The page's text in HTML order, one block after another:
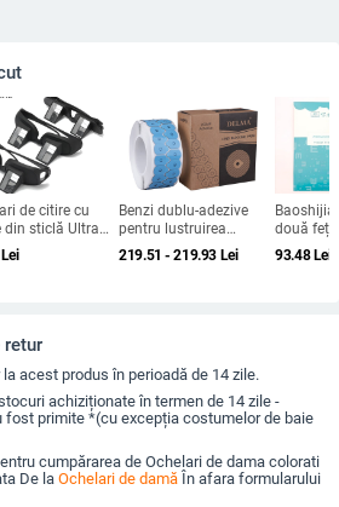
de citire cu
din sticlă Ultra
miopie –
poziție culcată
Lei
Benzi dublu-adezive
pentru lustruirea
lentilelor – burete
antiderapant
219.51 - 219.93Lei
două
optic,
injecție,
93.48Lei
retur
acest produs în perioadă de 14 zile.
achiziționate în termen de 14 zile -
fost primite *(cu excepția costumelor de baie
cumpărarea de Ochelari de dama colorati
De la Ochelari de damă În afara formularului